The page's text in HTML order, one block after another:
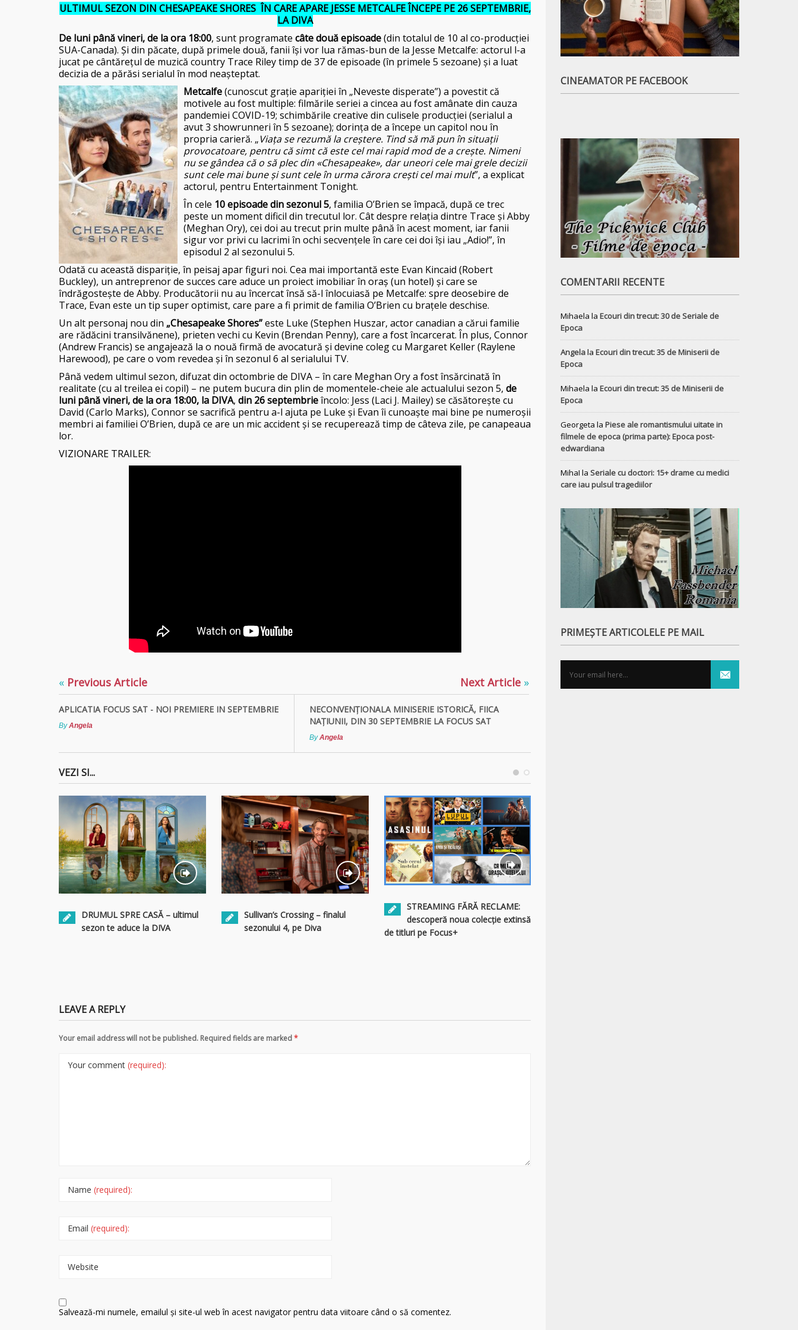
ULTIMUL SEZON DIN CHESAPEAKE SHORES ÎN CAREAPARE JESSE METCALFE ÎNCEPE PE 26 SEPTEMBRIE,
LA DIVA
De luni până vineri, de la ora 18:00, sunt programate câte două episoade(din totalul de 10 al co-producției
SUA-Canada). Și din păcate, după primele două, fanii își vor lua rămas-bun de la Jesse Metcalfe: actorul l-a
jucat pe cântărețul de muzică country Trace Riley timp de 37 de episoade (în primele 5 sezoane) și a luat
decizia de a părăsi serialul în mod neașteptat.
Metcalfe(cunoscut grație apariției în „Neveste disperate”) a povestit că
motivele au fost multiple: filmările seriei a cincea au fost amânate din cauza
pandemiei COVID-19; schimbările creative din culisele producției (serialul a
avut 3 showrunneri în 5 sezoane); dorința de a începe un capitol nou în
propria carieră. „Viața se rezumă la creștere. Tind să mă pun în situații
provocatoare, pentru că simt că este cel mai rapid mod de a crește. Nimeni
nu se gândea că o să plec din «Chesapeake», dar uneori cele mai grele decizii
sunt cele mai bune și sunt cele în urma cărora crești cel mai mult”, a explicat
actorul, pentru Entertainment Tonight.
În cele 10 episoade din sezonul 5, familia O’Brien se împacă, după ce trec
peste un moment dificil din trecutul lor. Cât despre relația dintre Trace și Abby
(Meghan Ory), cei doi au trecut prin multe până în acest moment, iar fanii
sigur vor privi cu lacrimi în ochi secvențele în care cei doi își iau „Adio!”, în
episodul 2 al sezonului 5.
Odată cu această dispariție, în peisaj apar figuri noi. Cea mai importantă este Evan Kincaid (Robert
Buckley), un antreprenor de succes care aduce un proiect imobiliar în oraș (un hotel) și care se
îndrăgostește de Abby. Producătorii nu au încercat însă să-l înlocuiasă pe Metcalfe: spre deosebire de
Trace, Evan este un tip super optimist, care pare a fi primit de familia O’Brien cu brațele deschise.
Un alt personaj nou din „Chesapeake Shores”este Luke (Stephen Huszar, actor canadian a cărui familie
are rădăcini transilvănene), prieten vechi cu Kevin (Brendan Penny), care a fost încarcerat. În plus, Connor
(Andrew Francis) se angajează la o nouă firmă de avocatură și devine coleg cu Margaret Keller (Raylene
Harewood), pe care o vom revedea și în sezonul 6 al serialului TV.
Până vedem ultimul sezon, difuzat din octombrie de DIVA – în care Meghan Ory a fost însărcinată în
realitate (cu al treilea ei copil) – ne putem bucura din plin de momentele-cheie ale actualului sezon 5, de
luni până vineri, de la ora 18:00, la DIVA, din 26 septembrieîncolo: Jess (Laci J. Mailey) se căsătorește cu
David (Carlo Marks), Connor se sacrifică pentru a-l ajuta pe Luke și Evan îi cunoaște mai bine pe numeroșii
membri ai familiei O’Brien, după ce are un mic accident și se recuperează timp de câteva zile, pe canapeaua
lor.
VIZIONARE TRAILER:
« Previous Article
APLICATIA FOCUS SAT - NOI PREMIERE IN SEPTEMBRIE
ByAngela
Next Article »
NECONVENȚIONALA MINISERIE ISTORICĂ, FIICA
NAȚIUNII, DIN 30 SEPTEMBRIE LA FOCUS SAT
ByAngela
VEZI SI...
DRUMUL SPRE CASĂ – ultimul
sezon te aduce la DIVA
Sullivan’s Crossing – finalul
sezonului 4, pe Diva
STREAMING FĂRĂ RECLAME:
descoperă noua colecție extinsă
de titluri pe Focus+
LEAVE A REPLY
Your email address will not be published. Required fields are marked*
Your comment (required):
Name (required):
Email (required):
Website
Salvează-mi numele, emailul și site-ul web în acest navigator pentru data viitoare când o să comentez.
CINEAMATOR PE FACEBOOK
COMENTARII RECENTE
Mihaela la Ecouri din trecut: 30 de Seriale de
Epoca
Angelala Ecouri din trecut: 35 de Miniserii de
Epoca
Mihaela la Ecouri din trecut: 35 de Miniserii de
Epoca
Georgeta la Piese ale romantismului uitate in
filmele de epoca (prima parte): Epoca post-
edwardiana
MihaI la Seriale cu doctori: 15+ drame cu medici
care iau pulsul tragediilor
PRIMEȘTE ARTICOLELE PE MAIL